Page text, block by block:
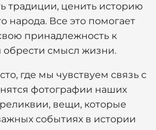
традиции, ценить историю
народа. Все это помогает
принадлежность к
смысл жизни.
где мы чувствуем связь с
фотографии наших
вещи, которые
событиях в истории